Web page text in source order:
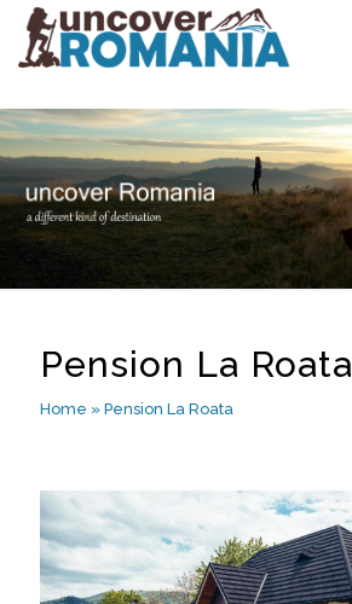
Pension La Roata
Home » Pension La Roata